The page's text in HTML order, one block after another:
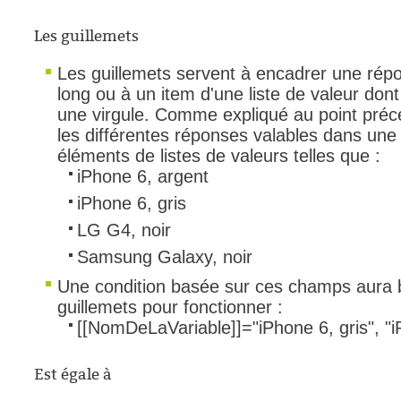
Les guillemets
Les guillemets servent à encadrer une
long ou à un item d'une liste de valeur
une virgule. Comme expliqué au point
les différentes réponses valables dans
éléments de listes de valeurs telles que :
iPhone 6, argent
iPhone 6, gris
LG G4, noir
Samsung Galaxy, noir
Une condition basée sur ces champs
guillemets pour fonctionner :
[[NomDeLaVariable]]="iPhone 6, gris",
Est égale à